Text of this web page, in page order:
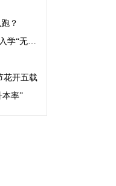
？
金倩倩：从专科毕业到研究生入学“无缝对接”
花开五载
率”